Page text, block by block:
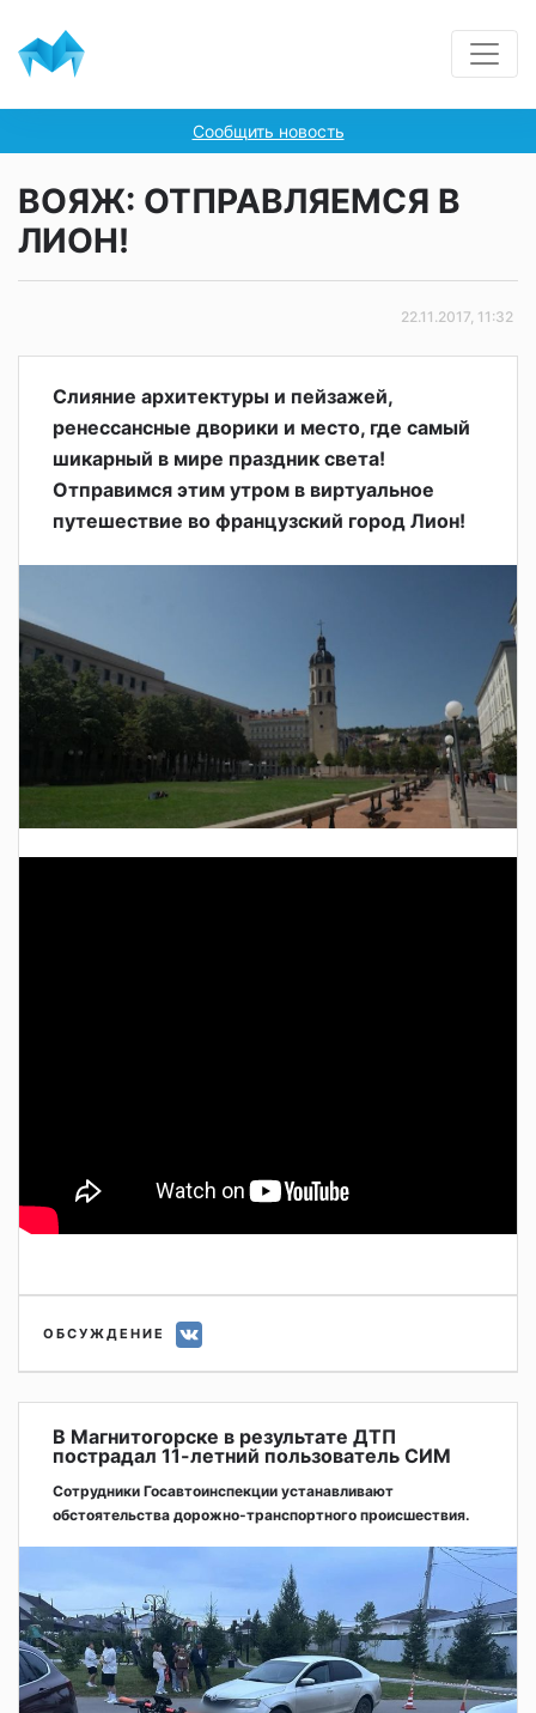
Сообщить новость
ВОЯЖ: ОТПРАВЛЯЕМСЯ В
ЛИОН!
22.11.2017, 11:32
Слияние архитектуры и пейзажей,
ренессансные дворики и место, где самый
шикарный в мире праздник света!
Отправимся этим утром в виртуальное
путешествие во французский город Лион!
ОБСУЖДЕНИЕ
В Магнитогорске в результате ДТП
пострадал 11-летний пользователь СИМ
Сотрудники Госавтоинспекции устанавливают
обстоятельства дорожно-транспортного происшествия.